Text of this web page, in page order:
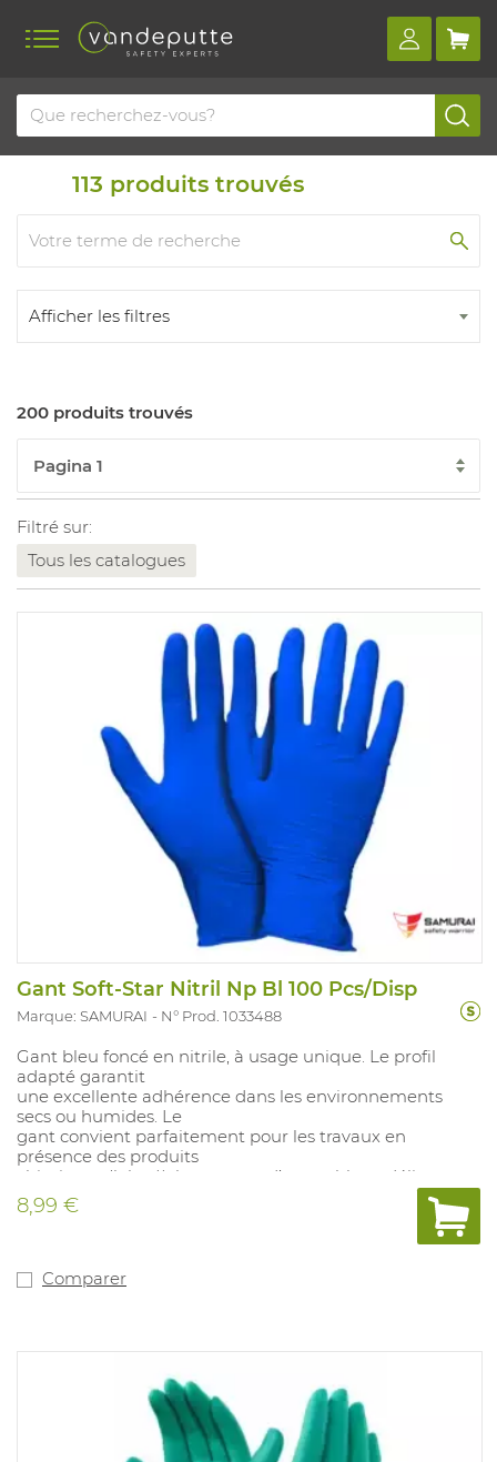
Home Produits Produits jetables
113 produits trouvés
Afficher les filtres
200 produits trouvés
Filtré sur:
Tous les catalogues
Gant Soft-Star Nitril Np Bl 100 Pcs/Disp
Marque: SAMURAI N° Prod. 1033488
Gant bleu foncé en nitrile, à usage unique. Le profil
adapté garantit
une excellente adhérence dans les environnements
secs ou humides. Le
gant convient parfaitement pour les travaux en
présence des produits
chimiques (labos)), les travaux d’assemblage délicats et
le contrôle des
produits, secteur alimentaire. Non poudré. (Poids taille
alimentaire
VIRUS
8,99 €
Comparer